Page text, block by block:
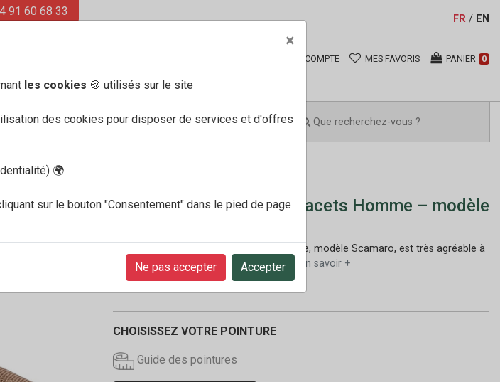
91 60 68 33
FR / EN
COMPTE MES FAVORIS PANIER 0
Allrounder by Mephisto Lacets Homme – modèle
La chaussure confortable marche homme, modèle Scamaro, est très agréable à
porter pour la marche et la randonn&e...
En savoir +
139€
CHOISISSEZ VOTRE POINTURE
Guide des pointures
×
les cookies 🍪 utilisés sur le site
des cookies pour disposer de services et d'offres
🌍
sur le bouton "Consentement" dans le pied de page
Ne pas accepter Accepter